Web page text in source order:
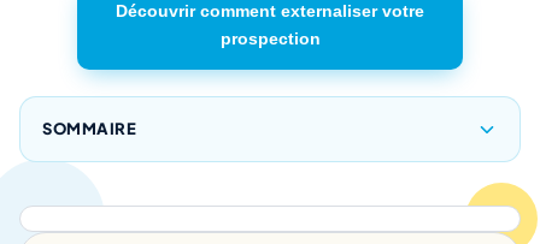
Découvrir comment externaliser votre
prospection
SOMMAIRE